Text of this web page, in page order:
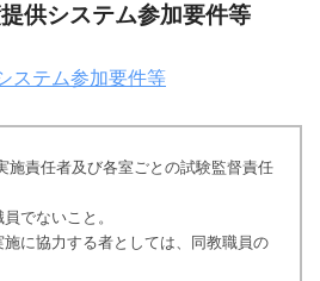
供システム参加要件等
ステム参加要件等
施責任者及び各室ごとの試験監督責任
でないこと。
に協力する者としては、同教職員の